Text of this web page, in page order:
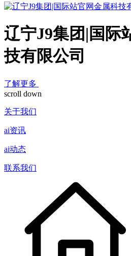
辽宁J9集团|国际
技有限公司
了解更多
scroll down
关于我们
ai资讯
ai动态
联系我们